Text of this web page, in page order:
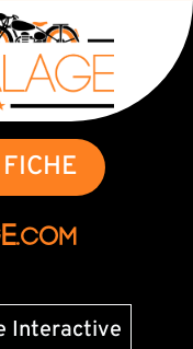
.com
Interactive